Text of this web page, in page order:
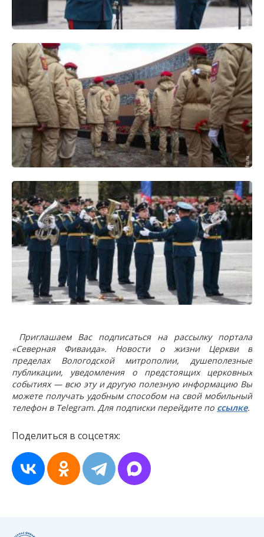
Приглашаем Вас подписаться на рассылку портала
«Северная Фиваида». Новости о жизни Церкви в
пределах Вологодской митрополии, душеполезные
публикации, уведомления о предстоящих церковных
событиях — всю эту и другую полезную информацию Вы
можете получать удобным способом на свой мобильный
телефон в Telegram. Для подписки перейдите по ссылке.
Поделиться в соцсетях: